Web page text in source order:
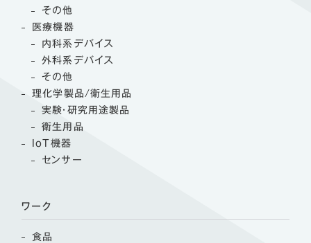
その他
医療機器
内科系デバイス
外科系デバイス
その他
理化学製品/衛生用品
実験・研究用途製品
衛生用品
IoT機器
センサー
ワーク
食品